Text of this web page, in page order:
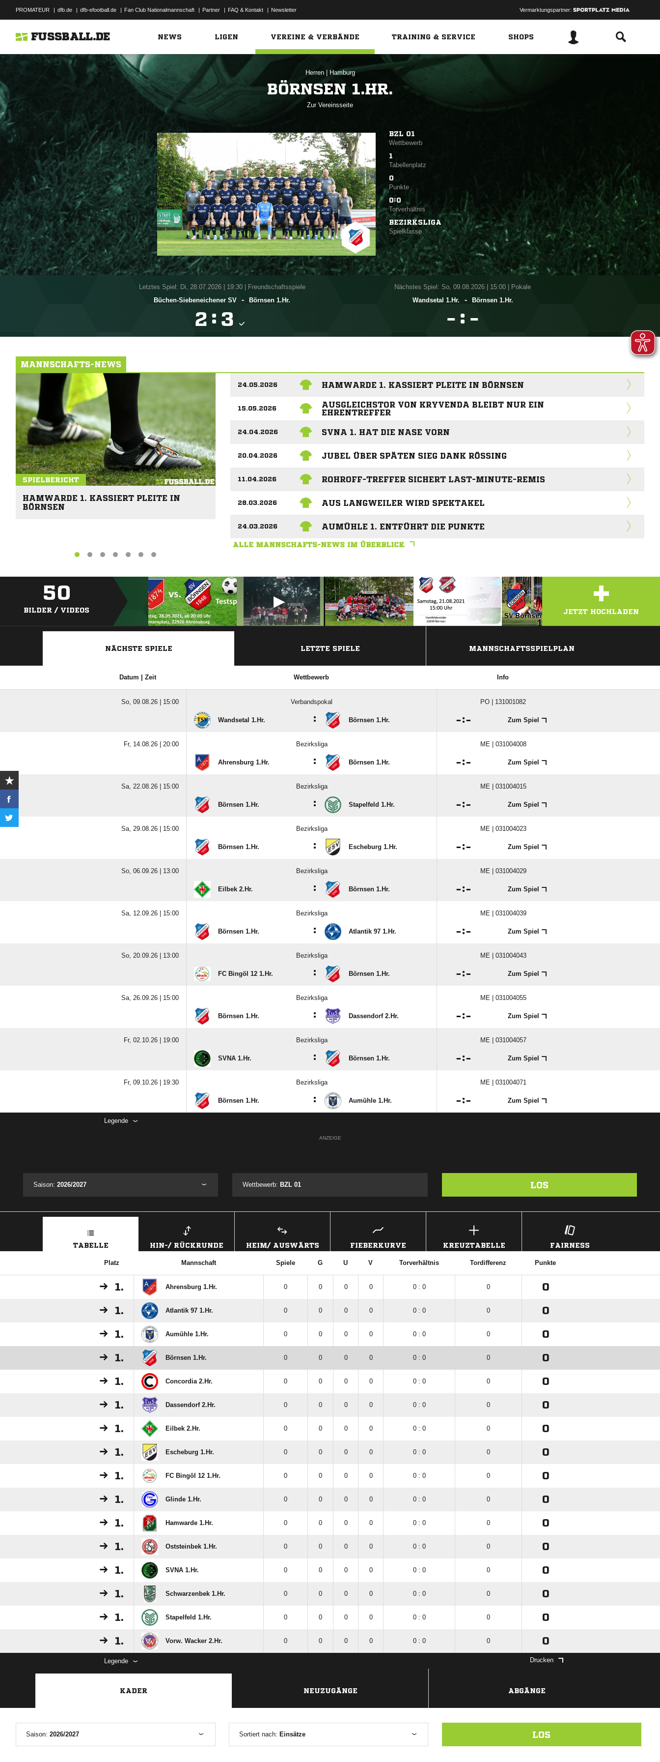
PROMATEUR | dfb.de | dfb-efootball.de | Fan Club Nationalmannschaft | Partner | FAQ & Kontakt | Newsletter Vermarktungspartner:
FUSSBALL.DE NEWS LIGEN VEREINE & VERBÄNDE TRAINING & SERVICE SHOPS
Herren Hamburg
BÖRNSEN 1.HR.
Zur Vereinsseite
BZL 01
Wettbewerb
1
Tabellenplatz
0
Punkte
0:0
Torverhältnis
BEZIRKSLIGA
Spielklasse
Letztes Spiel: Di, 28.07.2026| 19:30 | Freundschaftsspiele
Büchen-Siebeneichener SV
- Börnsen 1.Hr.
 : 
Nächstes Spiel: So, 09.08.2026
15:00 | Pokale
Wandsetal 1.Hr.
- Börnsen 1.Hr.
 : 
MANNSCHAFTS-NEWS
SPIELBERICHT
HAMWARDE 1. KASSIERT PLEITE IN
BÖRNSEN
24.05.2026 HAMWARDE 1. KASSIERT PLEITE IN BÖRNSEN
15.05.2026
AUSGLEICHSTOR VON KRYVENDA BLEIBT NUR EIN
EHRENTREFFER
24.04.2026 SVNA 1. HAT DIE NASE VORN
20.04.2026 JUBEL ÜBER SPÄTEN SIEG DANK RÖSSING
11.04.2026 ROHROFF-TREFFER SICHERT LAST-MINUTE-REMIS
28.03.2026 AUS LANGWEILER WIRD SPEKTAKEL
24.03.2026 AUMÜHLE 1. ENTFÜHRT DIE PUNKTE
ALLE MANNSCHAFTS-NEWS IM ÜBERBLICK
50
BILDER / VIDEOS +
JETZT HOCHLADEN
NÄCHSTE SPIELE LETZTE SPIELE MANNSCHAFTSSPIELPLAN
Datum | Zeit Wettbewerb Info
So, 09.08.26 | 15:00 Verbandspokal PO | 131001082
Wandsetal 1.Hr. : Börnsen 1.Hr. : Zum Spiel
Fr, 14.08.26 | 20:00 Bezirksliga ME | 031004008
Ahrensburg 1.Hr. : Börnsen 1.Hr. : Zum Spiel
Sa, 22.08.26 | 15:00 Bezirksliga ME | 031004015
Börnsen 1.Hr. : Stapelfeld 1.Hr. : Zum Spiel
Sa, 29.08.26 | 15:00 Bezirksliga ME | 031004023
Börnsen 1.Hr. : Escheburg 1.Hr. : Zum Spiel
So, 06.09.26 | 13:00 Bezirksliga ME | 031004029
Eilbek 2.Hr. : Börnsen 1.Hr. : Zum Spiel
Sa, 12.09.26 | 15:00 Bezirksliga ME | 031004039
Börnsen 1.Hr. : Atlantik 97 1.Hr. : Zum Spiel
So, 20.09.26 | 13:00 Bezirksliga ME | 031004043
FC Bingöl 12 1.Hr. : Börnsen 1.Hr. : Zum Spiel
Sa, 26.09.26 | 15:00 Bezirksliga ME | 031004055
Börnsen 1.Hr. : Dassendorf 2.Hr. : Zum Spiel
Fr, 02.10.26 | 19:00 Bezirksliga ME | 031004057
SVNA 1.Hr. : Börnsen 1.Hr. : Zum Spiel
Fr, 09.10.26 | 19:30 Bezirksliga ME | 031004071
Börnsen 1.Hr. : Aumühle 1.Hr. : Zum Spiel
Legende
ANZEIGE
Saison: 2026/2027 Wettbewerb: BZL 01 LOS
TABELLE HIN-/ RÜCKRUNDE HEIM/ AUSWÄRTS FIEBERKURVE KREUZTABELLE FAIRNESS
Platz Mannschaft Spiele G U V Torverhältnis Tordifferenz Punkte
1. Ahrensburg 1.Hr. 0 0 0 0 0 : 0 0 0
1. Atlantik 97 1.Hr. 0 0 0 0 0 : 0 0 0
1. Aumühle 1.Hr. 0 0 0 0 0 : 0 0 0
1. Börnsen 1.Hr. 0 0 0 0 0 : 0 0 0
1. Concordia 2.Hr. 0 0 0 0 0 : 0 0 0
1. Dassendorf 2.Hr. 0 0 0 0 0 : 0 0 0
1. Eilbek 2.Hr. 0 0 0 0 0 : 0 0 0
1. Escheburg 1.Hr. 0 0 0 0 0 : 0 0 0
1. FC Bingöl 12 1.Hr. 0 0 0 0 0 : 0 0 0
1. Glinde 1.Hr. 0 0 0 0 0 : 0 0 0
1. Hamwarde 1.Hr. 0 0 0 0 0 : 0 0 0
1. Oststeinbek 1.Hr. 0 0 0 0 0 : 0 0 0
1. SVNA 1.Hr. 0 0 0 0 0 : 0 0 0
1. Schwarzenbek 1.Hr. 0 0 0 0 0 : 0 0 0
1. Stapelfeld 1.Hr. 0 0 0 0 0 : 0 0 0
1. Vorw. Wacker 2.Hr. 0 0 0 0 0 : 0 0 0
Legende Drucken
KADER NEUZUGÄNGE ABGÄNGE
Saison: 2026/2027 Sortiert nach: Einsätze LOS